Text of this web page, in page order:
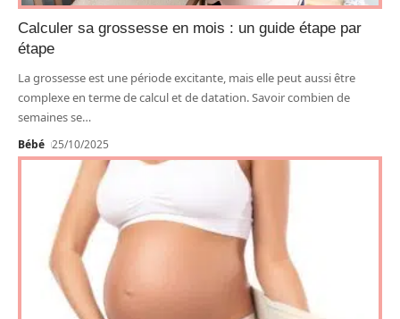
Calculer sa grossesse en mois : un guide étape par
étape
La grossesse est une période excitante, mais elle peut aussi être
complexe en terme de calcul et de datation. Savoir combien de
semaines se…
Bébé 25/10/2025